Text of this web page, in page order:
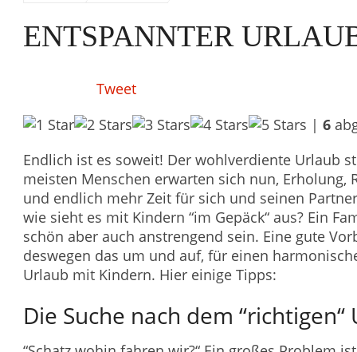
ENTSPANNTER
Tweet
| 6
Endlich ist es soweit! Der wohlverdiente Urlaub
meisten Menschen erwarten sich nun, Erholung,
und endlich mehr Zeit für sich und seinen
wie sieht es mit Kindern “im Gepäck“ aus? Ein
schön aber auch anstrengend sein. Eine gute
deswegen das um und auf, für einen
Urlaub mit Kindern. Hier einige Tipps:
Die Suche nach dem